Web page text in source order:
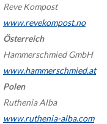
Reve Kompost
www.revekompost.no
Österreich
Hammerschmied GmbH
www.hammerschmied.at
Polen
Ruthenia Alba
www.ruthenia-alba.com